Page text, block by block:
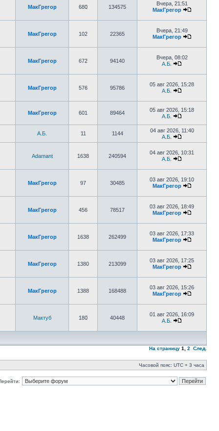
МакГрегор 680 134575
Вчера, 21:51
МакГрегор
МакГрегор 102 22365
Вчера, 21:49
МакГрегор
МакГрегор 672 94140
Вчера, 08:02
А.Б.
МакГрегор 576 95786
05 авг 2026, 15:28
А.Б.
МакГрегор 601 89464
05 авг 2026, 15:18
А.Б.
А.Б. 11 1144
04 авг 2026, 11:40
А.Б.
Adamant 1638 240594
04 авг 2026, 10:31
А.Б.
МакГрегор 97 30485
03 авг 2026, 19:10
МакГрегор
МакГрегор 456 78517
03 авг 2026, 18:49
МакГрегор
МакГрегор 1638 262499
03 авг 2026, 17:33
МакГрегор
МакГрегор 1380 213099
03 авг 2026, 17:25
МакГрегор
МакГрегор 1388 168488
03 авг 2026, 15:26
МакГрегор
Мактуб 180 40448
01 авг 2026, 16:09
А.Б.
На страницу 1 2 След.
Часовой пояс: UTC + 3 часа